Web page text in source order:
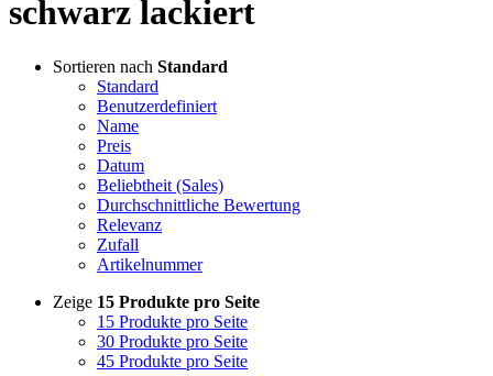
schwarz lackiert
Sortieren nach Standard
Standard
Benutzerdefiniert
Name
Preis
Datum
Beliebtheit (Sales)
Durchschnittliche Bewertung
Relevanz
Zufall
Artikelnummer
Zeige 15 Produkte pro Seite
15 Produkte pro Seite
30 Produkte pro Seite
45 Produkte pro Seite